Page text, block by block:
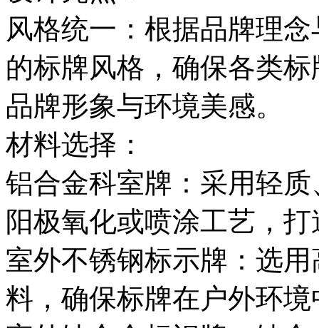
风格统一：根据品牌理
的标牌风格，确保各类
品牌形象与环境美感。
材料选择：
铝合金科室牌：采用轻
阳极氧化或喷涂工艺，
室外不锈钢标示牌：选
料，确保标牌在户外环